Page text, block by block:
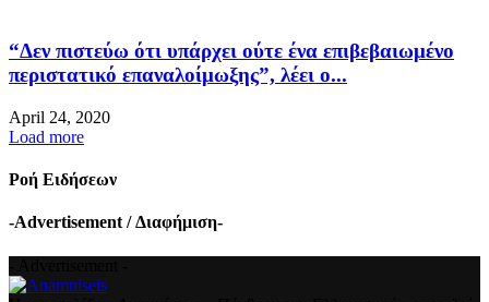
“Δεν πιστεύω ότι υπάρχει ούτε ένα επιβεβαιωμένο
περιστατικό επαναλοίμωξης”, λέει ο...
April 24, 2020
Load more
Ροή Ειδήσεων
-Advertisement / Διαφήμιση-